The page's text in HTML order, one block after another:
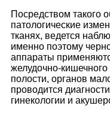
Посредством такого
патологические
тканях, ведется
именно поэтому
аппараты
желудочно-
полости, органов
проводится
гинекологии и